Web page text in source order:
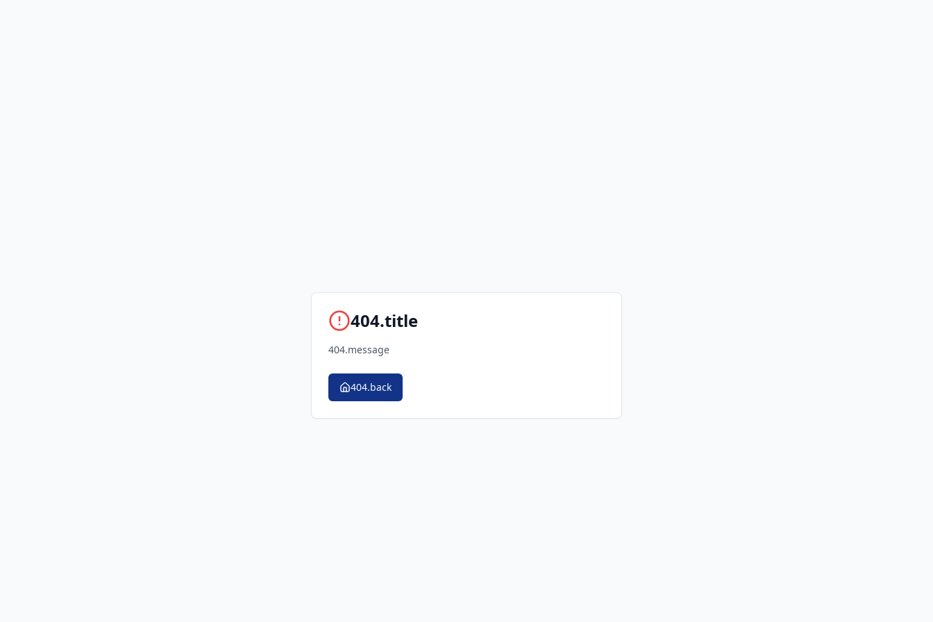
404.title
404.message
404.back